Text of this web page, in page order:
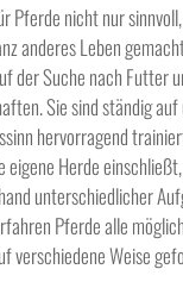
Pferde nicht nur
anderes Leben
der Suche nach
Sie sind ständig
hervorragend
Herde
unterschiedlicher
Pferde alle
verschiedene Weise